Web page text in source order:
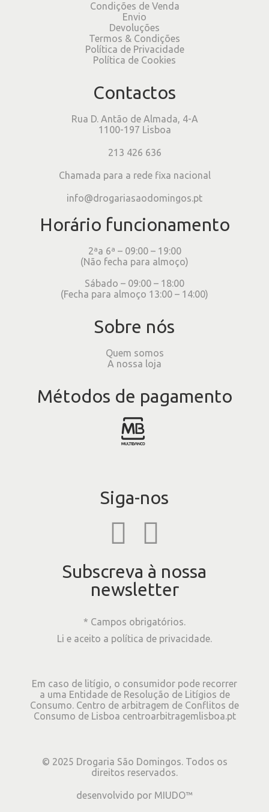
Condições de Venda
Envio
Devoluções
Termos & Condições
Política de Privacidade
Política de Cookies
Contactos
Rua D. Antão de Almada, 4-A
1100-197 Lisboa
213 426 636
Chamada para a rede fixa nacional
info@drogariasaodomingos.pt
Horário funcionamento
2ªa 6ª – 09:00 – 19:00
(Não fecha para almoço)
Sábado – 09:00 – 18:00
(Fecha para almoço 13:00 – 14:00)
Sobre nós
Quem somos
A nossa loja
Métodos de pagamento
Siga-nos
Subscreva à nossa
newsletter
* Campos obrigatórios.
Li e aceito a política de privacidade.
Em caso de litígio, o consumidor pode recorrer
a uma Entidade de Resolução de Litígios de
Consumo. Centro de arbitragem de Conflitos de
Consumo de Lisboa centroarbitragemlisboa.pt
© 2025 Drogaria São Domingos. Todos os
direitos reservados.
desenvolvido por MIUDO™